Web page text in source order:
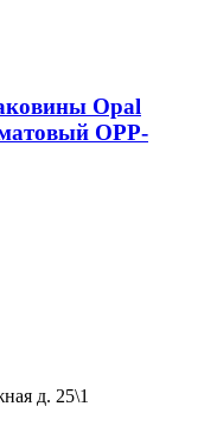
Opal
OPP-
д. 25\1